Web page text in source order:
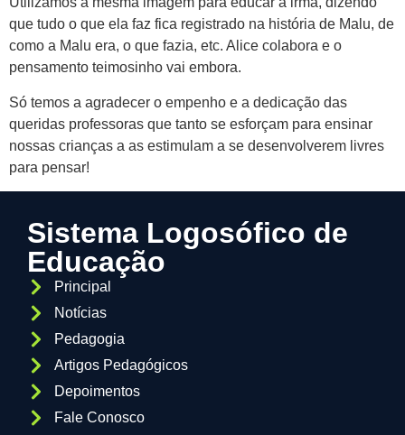
que tudo o que ela faz fica registrado na história de Malu, de
como a Malu era, o que fazia, etc. Alice colabora e o
pensamento teimosinho vai embora.
Só temos a agradecer o empenho e a dedicação das
queridas professoras que tanto se esforçam para ensinar
nossas crianças a as estimulam a se desenvolverem livres
para pensar!
Sistema Logosófico de
Educação
Principal
Notícias
Pedagogia
Artigos Pedagógicos
Depoimentos
Fale Conosco